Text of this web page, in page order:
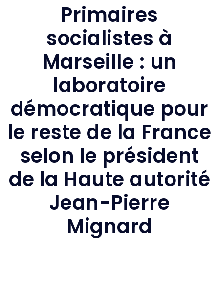
Primaires
socialistes à
Marseille : un
laboratoire
démocratique pour
le reste de la France
selon le président
de la Haute autorité
Jean-Pierre
Mignard